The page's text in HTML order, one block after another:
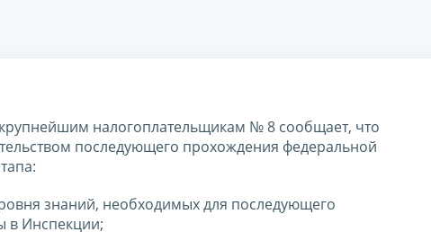
налогоплательщикам № 8 сообщает, что
последующего прохождения федеральной
знаний, необходимых для последующего
в Инспекции;